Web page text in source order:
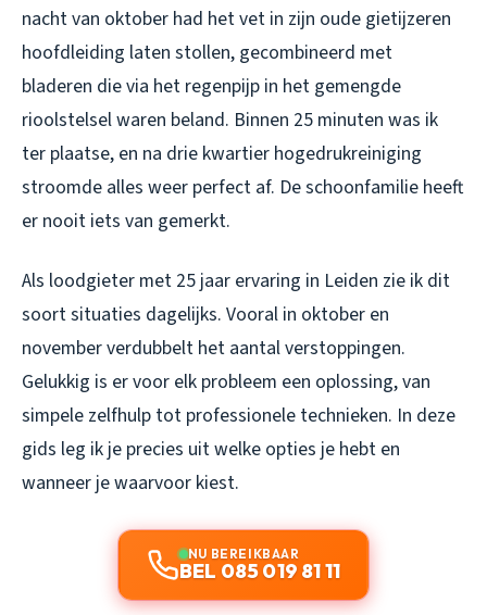
nacht van oktober had het vet in zijn oude gietijzeren
hoofdleiding laten stollen, gecombineerd met
bladeren die via het regenpijp in het gemengde
rioolstelsel waren beland. Binnen 25 minuten was ik
ter plaatse, en na drie kwartier hogedrukreiniging
stroomde alles weer perfect af. De schoonfamilie heeft
er nooit iets van gemerkt.
Als loodgieter met 25 jaar ervaring in Leiden zie ik dit
soort situaties dagelijks. Vooral in oktober en
november verdubbelt het aantal verstoppingen.
Gelukkig is er voor elk probleem een oplossing, van
simpele zelfhulp tot professionele technieken. In deze
gids leg ik je precies uit welke opties je hebt en
wanneer je waarvoor kiest.
NU BEREIKBAAR
BEL 085 019 81 11